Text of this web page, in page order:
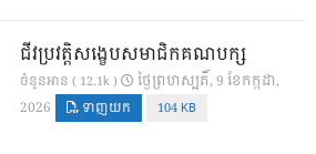
ជីវប្រវត្តិសង្ខេបសមាជិកគណបក្ស
ចំនួនអាន ( 12.1k )
ថ្ងៃ​ព្រហស្បតិ៍, 9 ខែ​កក្កដា,
2026
ទាញយក 104 KB